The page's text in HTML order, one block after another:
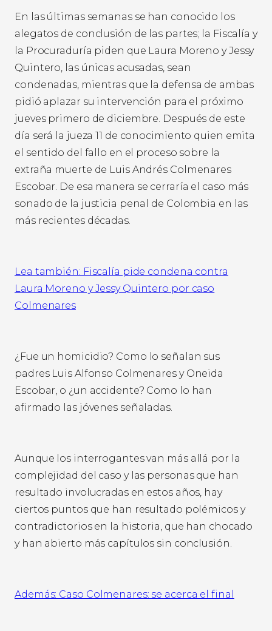
En las últimas semanas se han conocido los
alegatos de conclusión de las partes; la Fiscalía y
la Procuraduría piden que Laura Moreno y Jessy
Quintero, las únicas acusadas, sean
condenadas, mientras que la defensa de ambas
pidió aplazar su intervención para el próximo
jueves primero de diciembre. Después de este
día será la jueza 11 de conocimiento quien emita
el sentido del fallo en el proceso sobre la
extraña muerte de Luis Andrés Colmenares
Escobar. De esa manera se cerraría el caso más
sonado de la justicia penal de Colombia en las
más recientes décadas.
Lea también: Fiscalía pide condena contra
Laura Moreno y Jessy Quintero por caso
Colmenares
¿Fue un homicidio? Como lo señalan sus
padres Luis Alfonso Colmenares y Oneida
Escobar, o ¿un accidente? Como lo han
afirmado las jóvenes señaladas.
Aunque los interrogantes van más allá por la
complejidad del caso y las personas que han
resultado involucradas en estos años, hay
ciertos puntos que han resultado polémicos y
contradictorios en la historia, que han chocado
y han abierto más capítulos sin conclusión.
Además: Caso Colmenares: se acerca el final